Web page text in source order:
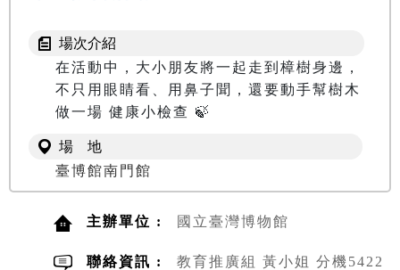
場次介紹
在活動中，大小朋友將一起走到樟樹身邊，
不只用眼睛看、用鼻子聞，還要動手幫樹木
做一場 健康小檢查 🍃
場 地
臺博館南門館
主辦單位 : 國立臺灣博物館
聯絡資訊 : 教育推廣組 黃小姐 分機5422